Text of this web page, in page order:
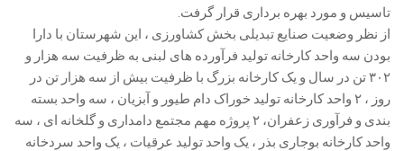
تاسیس و مورد بهره برداری قرار گرفت.
از نظر وضعیت صنایع تبدیلی بخش کشاورزی ، این شهرستان با دارا
بودن سه واحد کارخانه تولید فرآورده های لبنی به ظرفیت سه هزار و
۳۰۲ تن در سال و یک کارخانه بزرگ با ظرفیت بیش از سه هزار تن در
روز ، ۲ واحد کارخانه تولید خوراک دام طیور و آبزیان ، سه واحد بسته
بندی و فرآوری زعفران، ۲ پروژه مهم مجتمع دامداری و گلخانه ای ، سه
واحد کارخانه بوجاری بذر ، یک واحد تولید عرقیات ، یک واحد سردخانه